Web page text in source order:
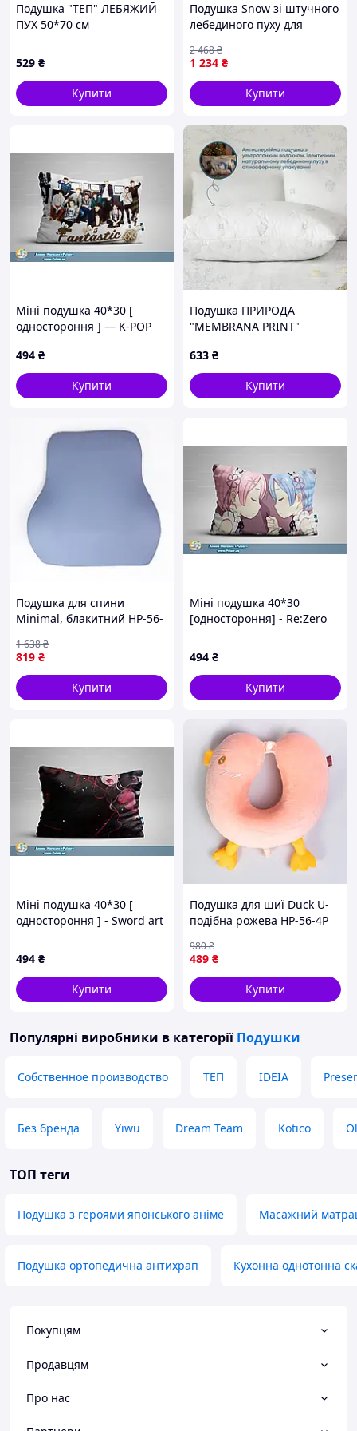
Подушка "ТЕП" ЛЕБЯЖИЙ
ПУХ 50*70 см
квадрат)
529 ₴
Купити
Подушка Snow зі штучного
лебединого пуху для
італійським батистом біла
1 234 ₴
2 468₴
Купити
Міні подушка 40*30 [
одностороння ] — K-POP
494 ₴
Купити
Подушка ПРИРОДА
"MEMBRANA PRINT"
(1100г) (чохол стьоганий)
(зіп-пакет)
633 ₴
Купити
Подушка для спини
Minimal, блакитний HP-56-
819 ₴
1 638₴
Купити
Міні подушка 40*30
[одностороння] - Re:Zero
494 ₴
Купити
Міні подушка 40*30 [
одностороння ] - Sword art
494 ₴
Купити
Подушка для шиї Duck U-
подібна рожева HP-56-4P
489 ₴
980₴
Купити
Популярні виробники в категорії Подушки
Собственное производство ТЕП IDEIA
Без бренда Yiwu Dream Team Kotico
ТОП теги
Подушка з героями японського аніме Масажний
Подушка ортопедична антихрап Кухонна однотонна
Покупцям
Продавцям
Про нас